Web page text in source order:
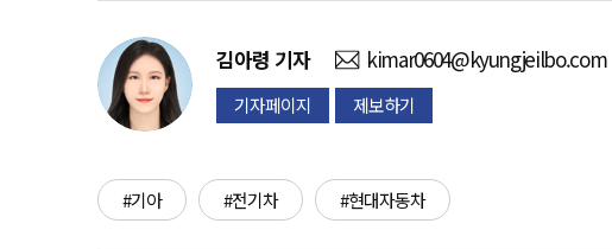
김아령 기자 kimar0604@kyungjeilbo.com
기자페이지 제보하기
#기아 #전기차 #현대자동차